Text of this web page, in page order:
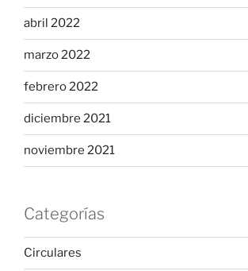
abril 2022
marzo 2022
febrero 2022
diciembre 2021
noviembre 2021
Categorías
Circulares